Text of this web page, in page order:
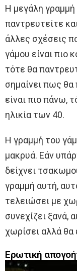
Η μεγάλη γραμμή
παντρευτείτε
άλλες σχέσεις
γάμου είναι πιο
τότε θα
σημαίνει πως
είναι πιο πάνω,
ηλικία των 40.
Η γραμμή του
μακρυά. Εάν
δείχνει
γραμμή αυτή,
τελειώσει με
συνεχίζει ξανά,
χωρίσει αλλά θα
Ερωτική